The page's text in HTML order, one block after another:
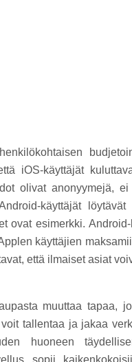
iOS-käyttäjät
olivat anonyymejä,
käyttäjät
ovat esimerkki.
käyttäjien
että ilmaiset asiat
muuttaa tapaa,
tallentaa ja jakaa
huoneen
sopii